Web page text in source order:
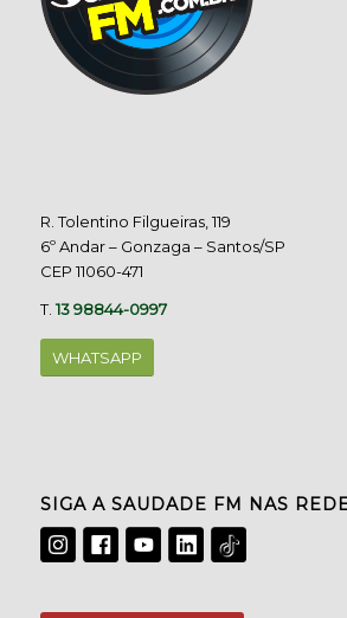
R. Tolentino Filgueiras, 119
6º Andar – Gonzaga – Santos/SP
CEP 11060-471
T.13 98844-0997
WHATSAPP
SIGA A SAUDADE FM NAS